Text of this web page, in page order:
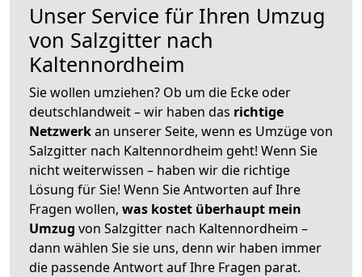
Unser Service für Ihren Umzug
von Salzgitter nach
Kaltennordheim
Sie wollen umziehen? Ob um die Ecke oder
deutschlandweit – wir haben das richtige
Netzwerkan unserer Seite, wenn es Umzüge von
Salzgitter nach Kaltennordheim geht! Wenn Sie
nicht weiterwissen – haben wir die richtige
Lösung für Sie! Wenn Sie Antworten auf Ihre
Fragen wollen, was kostet überhaupt mein
Umzug von Salzgitter nach Kaltennordheim –
dann wählen Sie sie uns, denn wir haben immer
die passende Antwort auf Ihre Fragen parat.